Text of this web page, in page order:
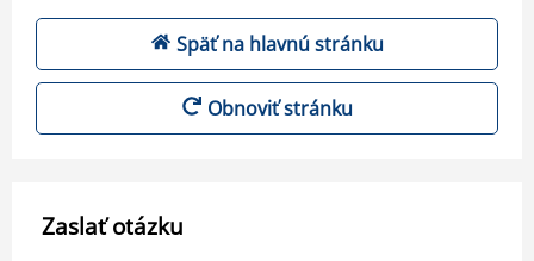
Späť na hlavnú stránku
Obnoviť stránku
Zaslať otázku